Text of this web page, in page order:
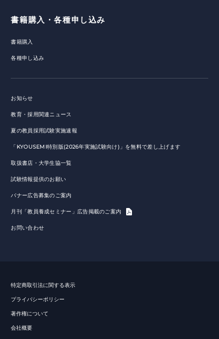
書籍購入・各種申し込み
書籍購入
各種申し込み
お知らせ
教育・採用関連ニュース
夏の教員採用試験実施速報
「KYOUSEMI特別版(2026年実施試験向け)」を無料で差し上げます
取扱書店・大学生協一覧
試験情報提供のお願い
バナー広告募集のご案内
月刊「教員養成セミナー」広告掲載のご案内
お問い合わせ
特定商取引法に関する表示
プライバシーポリシー
著作権について
会社概要